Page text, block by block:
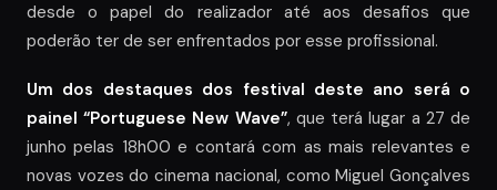
desde o papel do realizador até aos desafios que
poderão ter de ser enfrentados por esse profissional.
Um dos destaques dos festival deste ano será o
painel “Portuguese New Wave”, que terá lugar a 27 de
junho pelas 18h00 e contará com as mais relevantes e
novas vozes do cinema nacional, como Miguel Gonçalves